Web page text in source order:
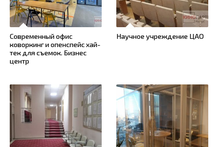
Современный офис
коворкинг и опенспейс хай-
тек для съемок. Бизнес
центр
Научное учреждение ЦАО